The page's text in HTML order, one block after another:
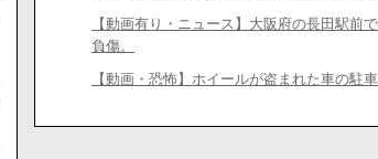
【動画有り・ニュース】大阪府の長田駅前
負傷。
【動画・恐怖】ホイールが盗まれた車の駐